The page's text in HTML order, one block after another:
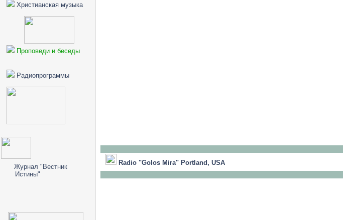
Христианская музыка
Проповеди и беседы
Радиопрограммы
Журнал "Вестник
Истины"
Radio "Golos Mira" Portland, USA